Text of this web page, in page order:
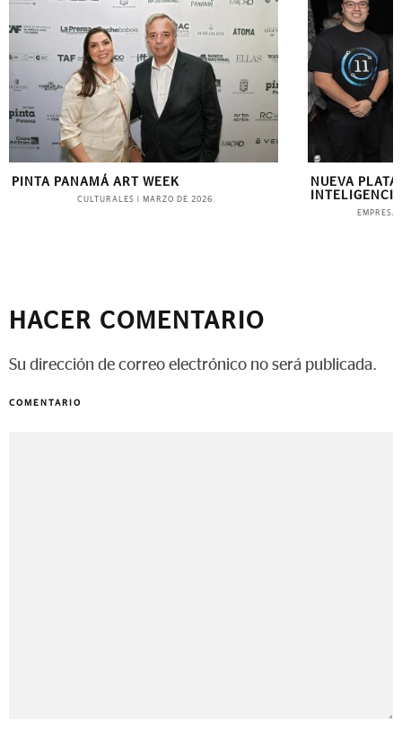
PINTA PANAMÁ ART WEEK
CULTURALES MARZO DE 2026
NUEVA
HACER COMENTARIO
Su dirección de correo electrónico no será publicada.
COMENTARIO